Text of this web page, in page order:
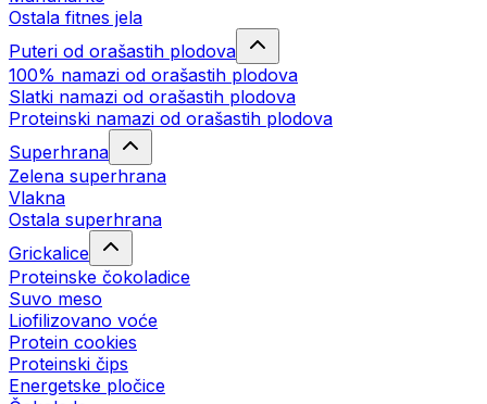
Ostala fitnes jela
Puteri od orašastih plodova
100% namazi od orašastih plodova
Slatki namazi od orašastih plodova
Proteinski namazi od orašastih plodova
Superhrana
Zelena superhrana
Vlakna
Ostala superhrana
Grickalice
Proteinske čokoladice
Suvo meso
Liofilizovano voće
Protein cookies
Proteinski čips
Energetske pločice